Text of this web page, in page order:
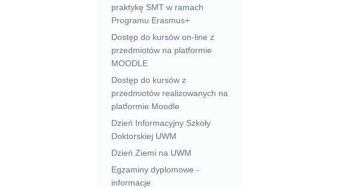
praktykę SMT w ramach
Programu Erasmus+
Dostęp do kursów on-line z
przedmiotów na platformie
MOODLE
Dostęp do kursów z
przedmiotów realizowanych na
platformie Moodle
Dzień Informacyjny Szkoły
Doktorskiej UWM
Dzień Ziemi na UWM
Egzaminy dyplomowe -
informacje